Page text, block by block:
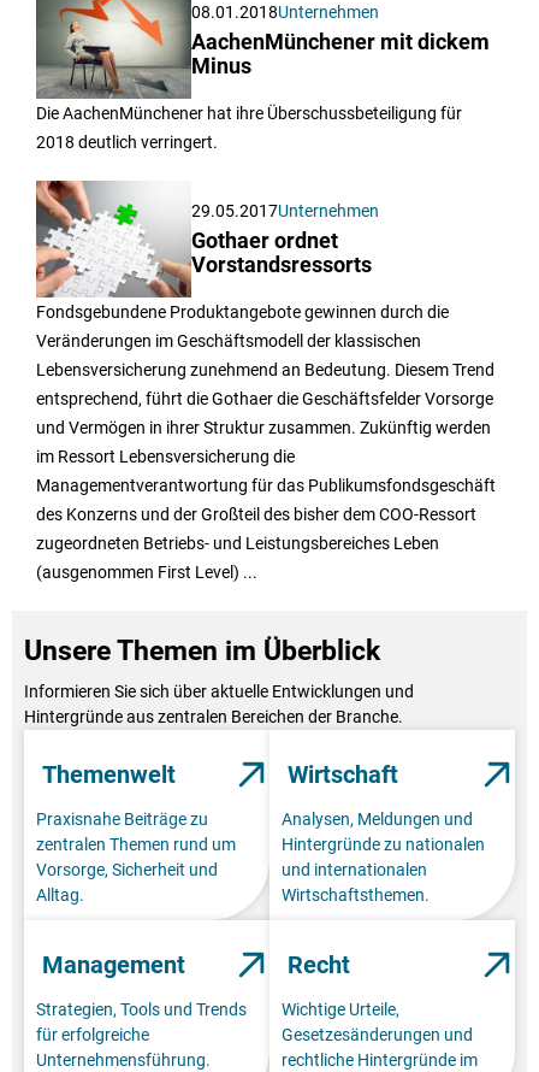
08.01.2018Unternehmen
AachenMünchener mit dickem
Minus
Die AachenMünchener hat ihre Überschussbeteiligung für
2018 deutlich verringert.
29.05.2017Unternehmen
Gothaer ordnet
Vorstandsressorts
Fondsgebundene Produktangebote gewinnen durch die
Veränderungen im Geschäftsmodell der klassischen
Lebensversicherung zunehmend an Bedeutung. Diesem Trend
entsprechend, führt die Gothaer die Geschäftsfelder Vorsorge
und Vermögen in ihrer Struktur zusammen. Zukünftig werden
im Ressort Lebensversicherung die
Managementverantwortung für das Publikumsfondsgeschäft
des Konzerns und der Großteil des bisher dem COO-Ressort
zugeordneten Betriebs- und Leistungsbereiches Leben
(ausgenommen First Level) ...
Unsere Themen im Überblick
Informieren Sie sich über aktuelle Entwicklungen und
Hintergründe aus zentralen Bereichen der Branche.
Themenwelt
Praxisnahe Beiträge zu
zentralen Themen rund um
Vorsorge, Sicherheit und
Alltag.
Wirtschaft
Analysen, Meldungen und
Hintergründe zu nationalen
und internationalen
Wirtschaftsthemen.
Management
Strategien, Tools und Trends
für erfolgreiche
Unternehmensführung.
Recht
Wichtige Urteile,
Gesetzesänderungen und
rechtliche Hintergründe im